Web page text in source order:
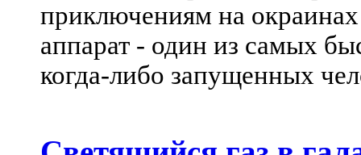
приключениям на
аппарат - один из самых
когда-либо запущенных